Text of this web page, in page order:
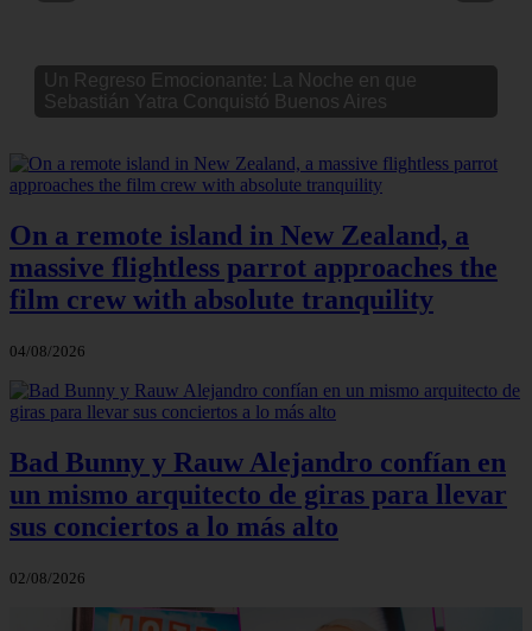
Un Regreso Emocionante: La Noche en que
Sebastián Yatra Conquistó Buenos Aires
On a remote island in New Zealand, a
massive flightless parrot approaches the
film crew with absolute tranquility
04/08/2026
Bad Bunny y Rauw Alejandro confían en
un mismo arquitecto de giras para llevar
sus conciertos a lo más alto
02/08/2026